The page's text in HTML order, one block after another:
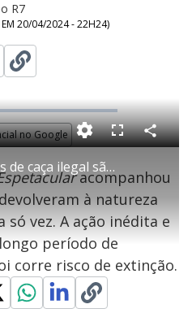
R7
20/04/2024 - 22H24)
no Google
Peixes-boi vítimas de caça ilegal são devolvidos à natureza
F
s
c
e
n
C
o
a
r
i
l
a
acompanhou
à natureza
só vez. A ação inédita e
período de
corre risco de extinção.